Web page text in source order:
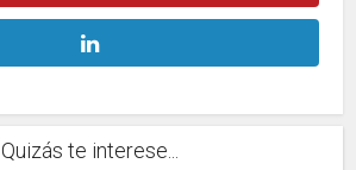
Quizás te interese...